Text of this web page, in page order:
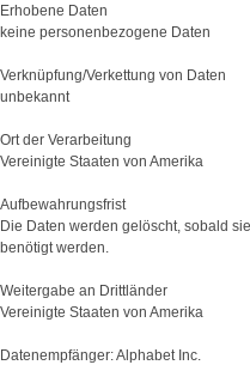
Erhobene Daten
keine personenbezogene Daten
Verknüpfung/Verkettung von Daten
unbekannt
Ort der Verarbeitung
Vereinigte Staaten von Amerika
Aufbewahrungsfrist
Die Daten werden gelöscht, sobald
benötigt werden.
Weitergabe an Drittländer
Vereinigte Staaten von Amerika
Datenempfänger: Alphabet Inc.